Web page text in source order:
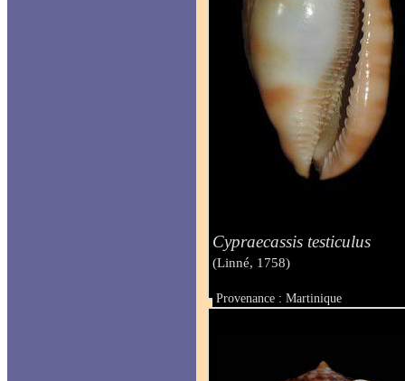
Cypraecassis testiculus
(Linné, 1758)
Provenance : Martinique
Taille : 75.9 mm